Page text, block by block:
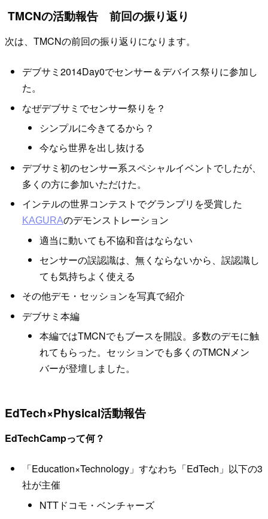
TMCNの活動報告 前回の振り返り
次は、TMCNの前回の振り返りになります。
デブサミ2014Day0でセンサー＆デバイス祭りに参加し
た。
なぜデブサミでセンサー祭りを？
シンプルに今きてるから？
今なら世界を出し抜ける
デブサミ初のセンサー系スペシャルイベントでしたが、
多くの方に参加いただけた。
インテルの世界コンテストでグランプリを受賞した
KAGURAのデモンストレーション
適当に動いても不協和音はならない
センサーの誤認識は、無くならないから、誤認識し
ても気持ちよく使える
その他デモ・セッションを写真で紹介
デブサミ本編
本編ではTMCNでもブースを開設。多数のデモに触
れてもらった。セッションでも多くのTMCNメン
バーが登壇しました。
EdTech×Physical活動報告
EdTechCampって何？
「Education×Technology」すなわち「EdTech」以下の3
社が主催
NTTドコモ・ベンチャーズ